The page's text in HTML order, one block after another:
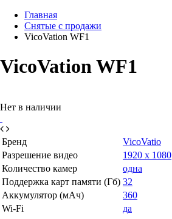
Главная
Снятые с продажи
VicoVation WF1
VicoVation WF1
Нет в наличии
Бренд
VicoVatio
Разрешение видео
1920 х 1080
Количество камер
одна
Поддержка карт памяти (Гб) 32
Аккумулятор (мАч)
360
Wi-Fi
да